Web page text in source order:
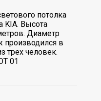
потолка
KIA. Высота
Диаметр
производился в
трех человек.
01